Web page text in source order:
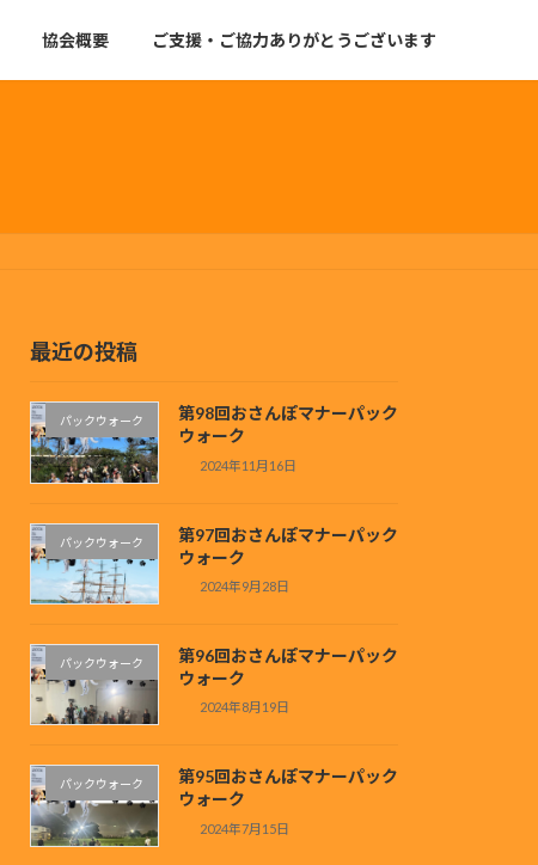
協会概要 ご支援・ご協力ありがとうございます
最近の投稿
パックウォーク
第98回おさんぽマナーパック
ウォーク
2024年11月16日
パックウォーク
第97回おさんぽマナーパック
ウォーク
2024年9月28日
パックウォーク
第96回おさんぽマナーパック
ウォーク
2024年8月19日
パックウォーク
第95回おさんぽマナーパック
ウォーク
2024年7月15日